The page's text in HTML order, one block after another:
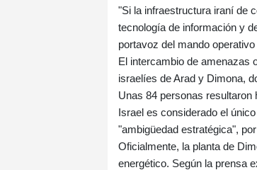
"Si la infraestructura iraní de
tecnología de información y
portavoz del mando
El intercambio de amenazas
israelíes de Arad y Dimona,
Unas 84 personas resultaron
Israel es considerado el
"ambigüedad estratégica",
Oficialmente, la planta de
energético. Según la prensa